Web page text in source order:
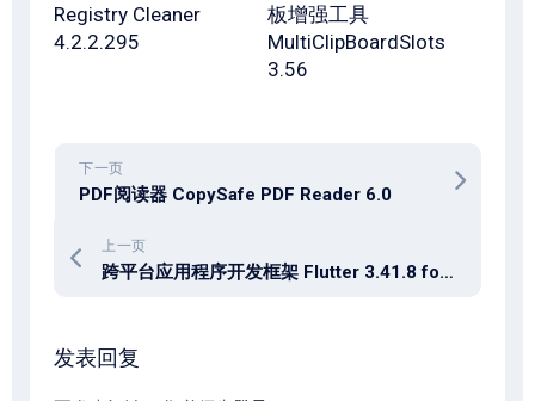
Registry Cleaner
4.2.2.295
板增强工具
MultiClipBoardSlots
3.56
下一页
PDF阅读器‌ CopySafe PDF Reader 6.0
上一页
跨平台应用程序开发框架 Flutter 3.41.8 for MacOS
发表回复